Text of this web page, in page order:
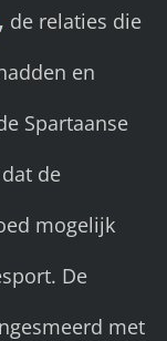
, de relaties die
en
Spartaanse
de
mogelijk
De
met